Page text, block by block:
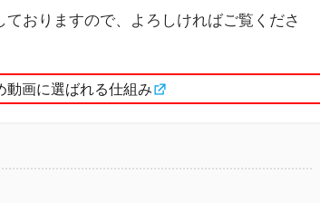
おりますので、よろしければご覧くださ
動画に選ばれる仕組み